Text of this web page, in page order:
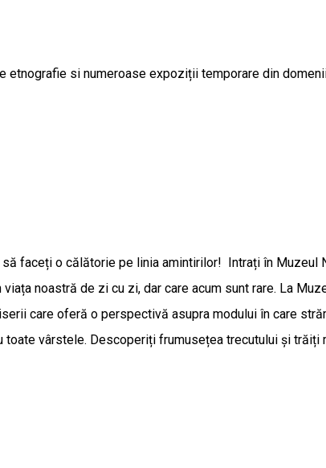
si numeroase expoziții temporare din
faceți o călătorie pe linia amintirilor! Intrați în
noastră de zi cu zi, dar care acum sunt rare. La
care oferă o perspectivă asupra modului în care
vârstele. Descoperiți frumusețea trecutului și trăiți